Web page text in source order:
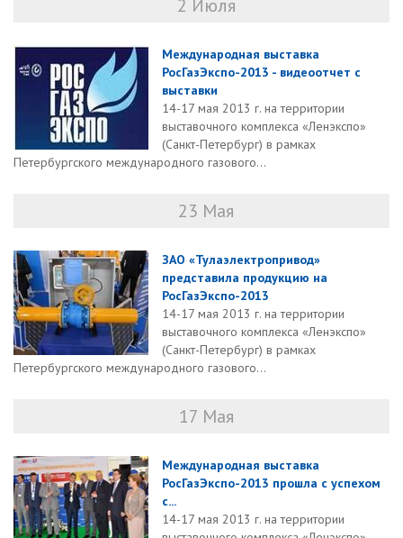
2 Июля
Международная выставка
РосГазЭкспо-2013 - видеоотчет с
выставки
14-17 мая 2013 г. на территории
выставочного комплекса «Ленэкспо»
(Санкт-Петербург) в рамках
Петербургского международного газового...
23 Мая
ЗАО «Тулаэлектропривод»
представила продукцию на
РосГазЭкспо-2013
14-17 мая 2013 г. на территории
выставочного комплекса «Ленэкспо»
(Санкт-Петербург) в рамках
Петербургского международного газового...
17 Мая
Международная выставка
РосГазЭкспо-2013 прошла с успехом
с...
14-17 мая 2013 г. на территории